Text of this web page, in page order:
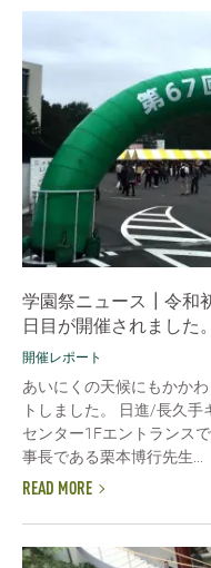
学園祭ニュース┃令和
日目が開催されました。
開催レポート
あいにくの天候にもかか
トしました。 日進/長久
センター1Fエントランス
事長である栗本博行先生...
READ MORE